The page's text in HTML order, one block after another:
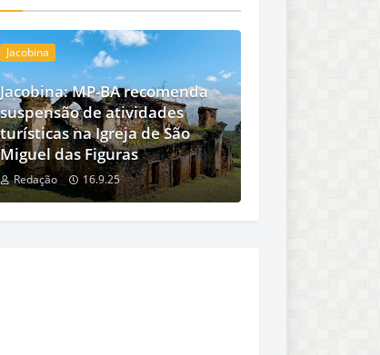
Jacobina
Jacobina: MP-BA recomenda
suspensão de atividades
turísticas na Igreja de São
Miguel das Figuras
Redação 16.9.25